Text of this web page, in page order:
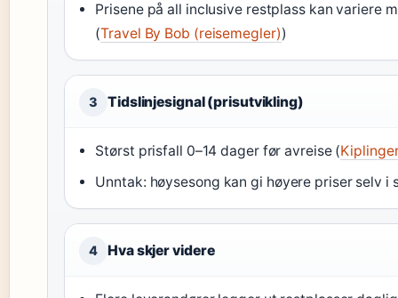
Prisene på all inclusive restplass kan variere
(Travel By Bob (reisemegler))
3 Tidslinjesignal (prisutvikling)
Størst prisfall 0–14 dager før avreise (
Unntak: høysesong kan gi høyere priser selv i
4 Hva skjer videre